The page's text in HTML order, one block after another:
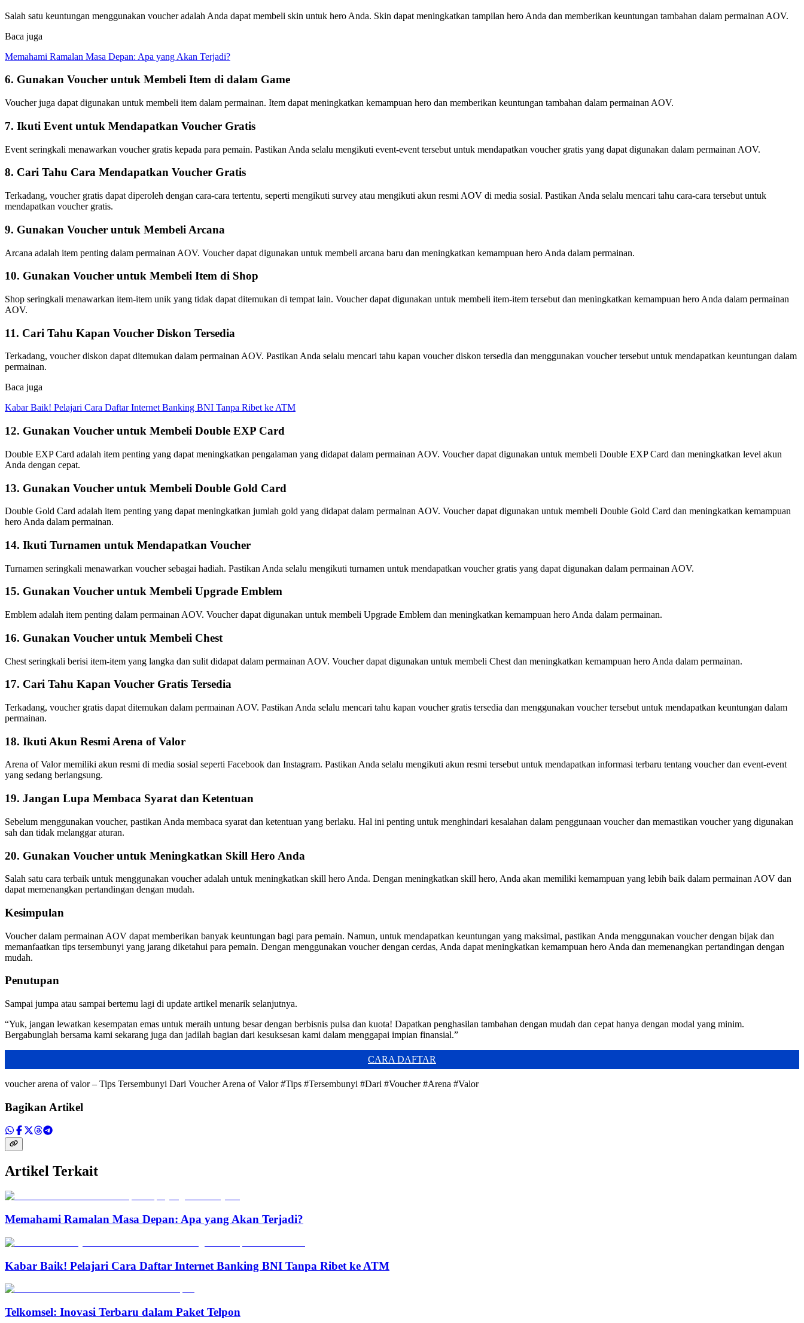
Salah satu keuntungan menggunakan voucher adalah Anda dapat membeli skin untuk hero Anda. Skin dapat meningkatkan tampilan hero Anda dan memberikan keuntungan tambahan dalam permainan AOV.
Baca juga
Memahami Ramalan Masa Depan: Apa yang Akan Terjadi?
6. Gunakan Voucher untuk Membeli Item di dalam Game
Voucher juga dapat digunakan untuk membeli item dalam permainan. Item dapat meningkatkan kemampuan hero dan memberikan keuntungan tambahan dalam permainan AOV.
7. Ikuti Event untuk Mendapatkan Voucher Gratis
Event seringkali menawarkan voucher gratis kepada para pemain. Pastikan Anda selalu mengikuti event-event tersebut untuk mendapatkan voucher gratis yang dapat digunakan dalam permainan AOV.
8. Cari Tahu Cara Mendapatkan Voucher Gratis
Terkadang, voucher gratis dapat diperoleh dengan cara-cara tertentu, seperti mengikuti survey atau mengikuti akun resmi AOV di media sosial. Pastikan Anda selalu mencari tahu cara-cara tersebut untuk
mendapatkan voucher gratis.
9. Gunakan Voucher untuk Membeli Arcana
Arcana adalah item penting dalam permainan AOV. Voucher dapat digunakan untuk membeli arcana baru dan meningkatkan kemampuan hero Anda dalam permainan.
10. Gunakan Voucher untuk Membeli Item di Shop
Shop seringkali menawarkan item-item unik yang tidak dapat ditemukan di tempat lain. Voucher dapat digunakan untuk membeli item-item tersebut dan meningkatkan kemampuan hero Anda dalam permainan
AOV.
11. Cari Tahu Kapan Voucher Diskon Tersedia
Terkadang, voucher diskon dapat ditemukan dalam permainan AOV. Pastikan Anda selalu mencari tahu kapan voucher diskon tersedia dan menggunakan voucher tersebut untuk mendapatkan keuntungan dalam
permainan.
Baca juga
Kabar Baik! Pelajari Cara Daftar Internet Banking BNI Tanpa Ribet ke ATM
12. Gunakan Voucher untuk Membeli Double EXP Card
Double EXP Card adalah item penting yang dapat meningkatkan pengalaman yang didapat dalam permainan AOV. Voucher dapat digunakan untuk membeli Double EXP Card dan meningkatkan level akun
Anda dengan cepat.
13. Gunakan Voucher untuk Membeli Double Gold Card
Double Gold Card adalah item penting yang dapat meningkatkan jumlah gold yang didapat dalam permainan AOV. Voucher dapat digunakan untuk membeli Double Gold Card dan meningkatkan kemampuan
hero Anda dalam permainan.
14. Ikuti Turnamen untuk Mendapatkan Voucher
Turnamen seringkali menawarkan voucher sebagai hadiah. Pastikan Anda selalu mengikuti turnamen untuk mendapatkan voucher gratis yang dapat digunakan dalam permainan AOV.
15. Gunakan Voucher untuk Membeli Upgrade Emblem
Emblem adalah item penting dalam permainan AOV. Voucher dapat digunakan untuk membeli Upgrade Emblem dan meningkatkan kemampuan hero Anda dalam permainan.
16. Gunakan Voucher untuk Membeli Chest
Chest seringkali berisi item-item yang langka dan sulit didapat dalam permainan AOV. Voucher dapat digunakan untuk membeli Chest dan meningkatkan kemampuan hero Anda dalam permainan.
17. Cari Tahu Kapan Voucher Gratis Tersedia
Terkadang, voucher gratis dapat ditemukan dalam permainan AOV. Pastikan Anda selalu mencari tahu kapan voucher gratis tersedia dan menggunakan voucher tersebut untuk mendapatkan keuntungan dalam
permainan.
18. Ikuti Akun Resmi Arena of Valor
Arena of Valor memiliki akun resmi di media sosial seperti Facebook dan Instagram. Pastikan Anda selalu mengikuti akun resmi tersebut untuk mendapatkan informasi terbaru tentang voucher dan event-event
yang sedang berlangsung.
19. Jangan Lupa Membaca Syarat dan Ketentuan
Sebelum menggunakan voucher, pastikan Anda membaca syarat dan ketentuan yang berlaku. Hal ini penting untuk menghindari kesalahan dalam penggunaan voucher dan memastikan voucher yang digunakan
sah dan tidak melanggar aturan.
20. Gunakan Voucher untuk Meningkatkan Skill Hero Anda
Salah satu cara terbaik untuk menggunakan voucher adalah untuk meningkatkan skill hero Anda. Dengan meningkatkan skill hero, Anda akan memiliki kemampuan yang lebih baik dalam permainan AOV dan
dapat memenangkan pertandingan dengan mudah.
Kesimpulan
Voucher dalam permainan AOV dapat memberikan banyak keuntungan bagi para pemain. Namun, untuk mendapatkan keuntungan yang maksimal, pastikan Anda menggunakan voucher dengan bijak dan
memanfaatkan tips tersembunyi yang jarang diketahui para pemain. Dengan menggunakan voucher dengan cerdas, Anda dapat meningkatkan kemampuan hero Anda dan memenangkan pertandingan dengan
mudah.
Penutupan
Sampai jumpa atau sampai bertemu lagi di update artikel menarik selanjutnya.
“Yuk, jangan lewatkan kesempatan emas untuk meraih untung besar dengan berbisnis pulsa dan kuota! Dapatkan penghasilan tambahan dengan mudah dan cepat hanya dengan modal yang minim.
Bergabunglah bersama kami sekarang juga dan jadilah bagian dari kesuksesan kami dalam menggapai impian finansial.”
CARA DAFTAR
voucher arena of valor – Tips Tersembunyi Dari Voucher Arena of Valor #Tips #Tersembunyi #Dari #Voucher #Arena #Valor
Bagikan Artikel
Artikel Terkait
Memahami Ramalan Masa Depan: Apa yang Akan Terjadi?
Kabar Baik! Pelajari Cara Daftar Internet Banking BNI Tanpa Ribet ke ATM
Telkomsel: Inovasi Terbaru dalam Paket Telpon